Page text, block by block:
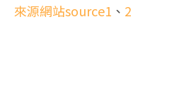
來源網站source1 、 2